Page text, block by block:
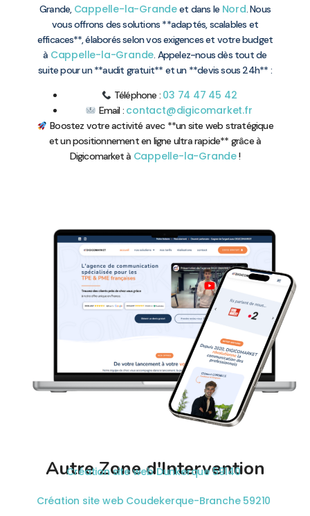
Grande, Cappelle-la-Grandeet dans le Nord. Nous
vous offrons des solutions **adaptés, scalables et
efficaces**, élaborés selon vos exigences et votre budget
à Cappelle-la-Grande. Appelez-nous dès tout de
suite pour un **audit gratuit** et un **devis sous 24h** :
Téléphone : 03 74 47 45 42
Email : contact@digicomarket.fr
Boostez votre activité avec **un site web stratégique
et un positionnement en ligne ultra rapide** grâce à
Digicomarket à Cappelle-la-Grande!
Autre Zone d'Intervention
Création site web Dunkerque 59140
Création site web Coudekerque-Branche 59210